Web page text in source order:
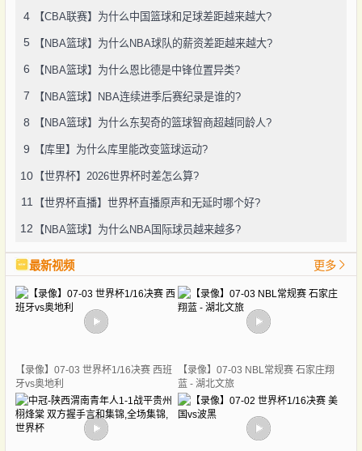
4 【CBA联赛】为什么中国篮球和足球差距越来越大?
5 【NBA篮球】为什么NBA球队的薪资差距越来越大?
6 【NBA篮球】为什么恩比德是中锋位置异类?
7 【NBA篮球】NBA连续进季后赛纪录是谁的?
8 【NBA篮球】为什么东契奇的篮球智商超越同龄人?
9 【库里】为什么库里能改变篮球运动?
10 【世界杯】2026世界杯时差怎么算?
11 【世界杯直播】世界杯直播原声和无延时哪个好?
12 【NBA篮球】为什么NBA国际球员越来越多?
最新视频 更多
【录像】07-03 世界杯1/16决赛 西班
牙vs奥地利
【录像】07-03 NBL常规赛 石家庄翔
蓝 - 湖北文旅